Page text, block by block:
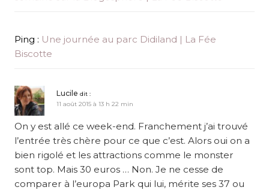
Ping : Une journée au parc Didiland | La Fée
Biscotte
Lucile dit :
11 août 2015 à 13 h 22 min
On y est allé ce week-end. Franchement j’ai trouvé
l’entrée très chère pour ce que c’est. Alors oui on a
bien rigolé et les attractions comme le monster
sont top. Mais 30 euros … Non. Je ne cesse de
comparer à l’europa Park qui lui, mérite ses 37 ou